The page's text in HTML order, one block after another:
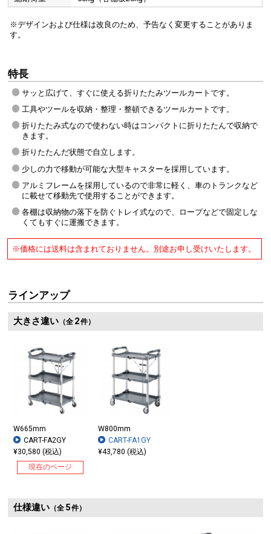
※デザインおよび仕様は改良のため、予告なく変更することがありま
す。
特長
サッと広げて、すぐに使える折りたたみツールカートです。
工具やツールを収納・整理・整頓できるツールカートです。
折りたたみ式なので使わない時はコンパクトに折りたたんで収納で
きます。
折りたたんだ状態で自立します。
少しの力で移動が可能な大型キャスターを採用しています。
アルミフレームを採用しているので非常に軽く、車のトランクなど
に載せて移動先で使用することができます。
各棚は収納物の落下を防ぐトレイ式なので、ロープなどで固定しな
くてもすぐに運搬できます。
※価格には送料は含まれておりません。別途お申し受けいたします。
ラインアップ
大きさ違い（全 2件）
W665mm
CART-FA2GY
¥30,580 (税込)
現在のページ
W800mm
CART-FA1GY
¥43,780 (税込)
仕様違い（全 5件）